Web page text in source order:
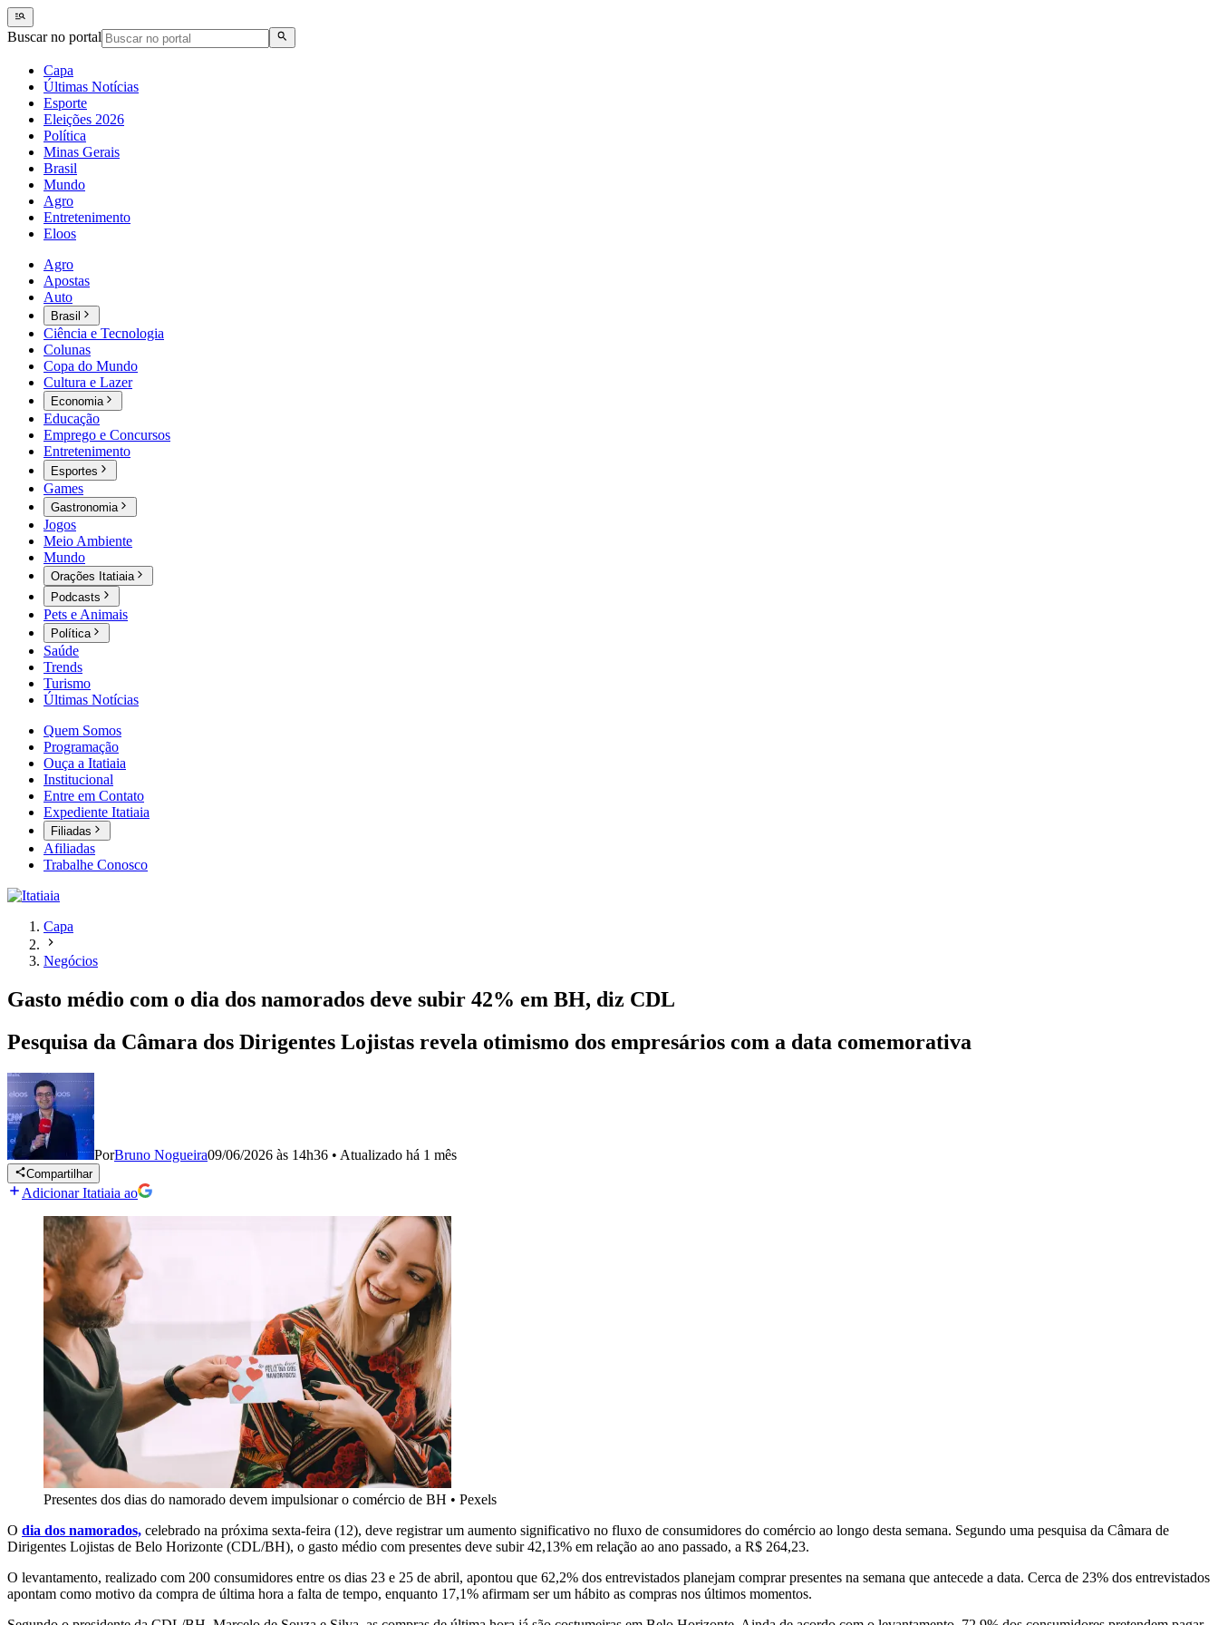
Buscar no portal
Capa
Últimas Notícias
Esporte
Eleições 2026
Política
Minas Gerais
Brasil
Mundo
Agro
Entretenimento
Eloos
Agro
Apostas
Auto
Brasil
Ciência e Tecnologia
Colunas
Copa do Mundo
Cultura e Lazer
Economia
Educação
Emprego e Concursos
Entretenimento
Esportes
Games
Gastronomia
Jogos
Meio Ambiente
Mundo
Orações Itatiaia
Podcasts
Pets e Animais
Política
Saúde
Trends
Turismo
Últimas Notícias
Quem Somos
Programação
Ouça a Itatiaia
Institucional
Entre em Contato
Expediente Itatiaia
Filiadas
Afiliadas
Trabalhe Conosco
Capa
Negócios
Gasto médio com o dia dos namorados deve subir 42% em BH, diz CDL
Pesquisa da Câmara dos Dirigentes Lojistas revela otimismo dos empresários com a data comemorativa
PorBruno Nogueira09/06/2026 às 14h36 • Atualizado há 1 mês
Compartilhar
Adicionar Itatiaia ao
Presentes dos dias do namorado devem impulsionar o comércio de BH • Pexels
O dia dos namorados, celebrado na próxima sexta-feira (12), deve registrar um aumento significativo no fluxo de consumidores do comércio ao longo desta semana. Segundo uma pesquisa da Câmara de
Dirigentes Lojistas de Belo Horizonte (CDL/BH), o gasto médio com presentes deve subir 42,13% em relação ao ano passado, a R$ 264,23.
O levantamento, realizado com 200 consumidores entre os dias 23 e 25 de abril, apontou que 62,2% dos entrevistados planejam comprar presentes na semana que antecede a data. Cerca de 23% dos entrevistados
apontam como motivo da compra de última hora a falta de tempo, enquanto 17,1% afirmam ser um hábito as compras nos últimos momentos.